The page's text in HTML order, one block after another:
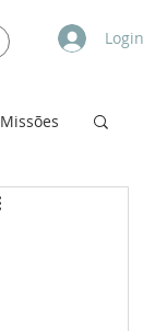
Login
Missões